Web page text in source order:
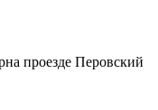
проезде Перовский